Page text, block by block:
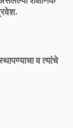
व त्यांचे